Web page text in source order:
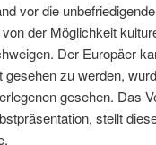
vor die
der Möglichkeit
Der Europäer
gesehen zu werden,
gesehen. Das
stellt